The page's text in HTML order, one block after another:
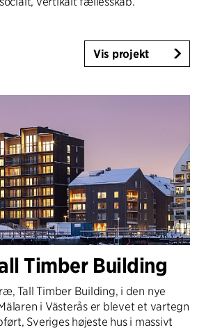
Design
Vis projekt
Timber Building
Tall Timber Building, i den nye
i Västerås er blevet et vartegn
Sveriges højeste hus i massivt